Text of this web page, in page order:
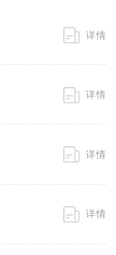
详情
详情
详情
详情